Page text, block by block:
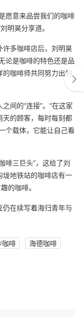
愿意来品尝我们的咖啡
明昊分享道。
多咖啡店后，刘明昊
论是咖啡的特色还是品
咖啡师共同努力出的
间的“连接”。“在这家
的顾客，每时每刻都
个载体，它能让自己看
啡三巨头”，这给了刘
地铁站的咖啡店有一
的咖啡。
在续写着海归青年与
咖啡
海德咖啡